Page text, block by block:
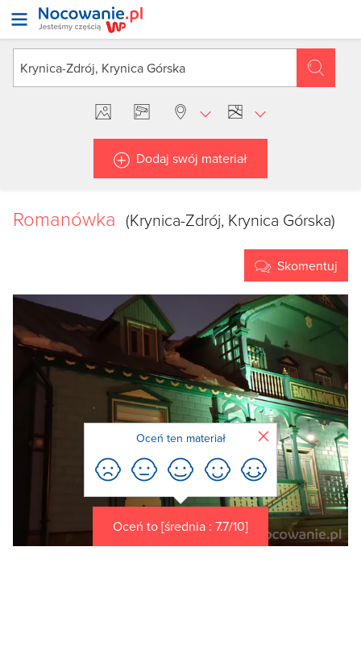
Dodaj swój materiał
Romanówka (Krynica-Zdrój, Krynica Górska)
Skomentuj
Oceń to [średnia : 7.7/10]
Oceń ten materiał Zamknij